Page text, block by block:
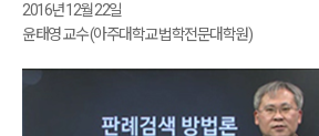
2016년 12월 22일
윤태영 교수 (아주대학교 법학전문대학원)